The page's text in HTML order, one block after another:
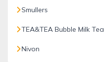
Smullers
TEA&TEA Bubble Milk Tea
Nivon